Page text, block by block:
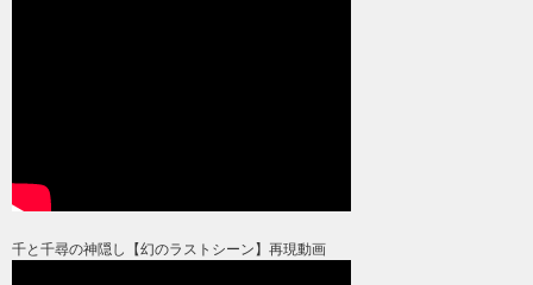
千と千尋の神隠し【幻のラストシーン】再現動画